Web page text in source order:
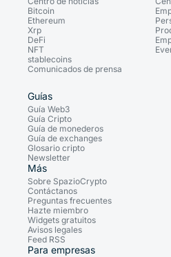
Bitcoin
Ethereum
Xrp
DeFi
NFT
stablecoins
Comunicados de prensa
Guías
Guía Web3
Guía Cripto
Guía de monederos
Guía de exchanges
Glosario cripto
Newsletter
Más
Sobre SpazioCrypto
Contáctanos
Preguntas frecuentes
Hazte miembro
Widgets gratuitos
Avisos legales
Feed RSS
Para empresas